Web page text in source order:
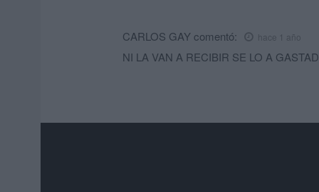
CARLOS GAY comentó: hace 1 año
NI LA VAN A RECIBIR SE LO A